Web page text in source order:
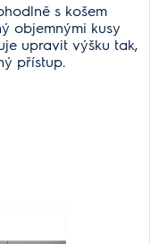
s košem
objemnými kusy
upravit výšku tak,
přístup.